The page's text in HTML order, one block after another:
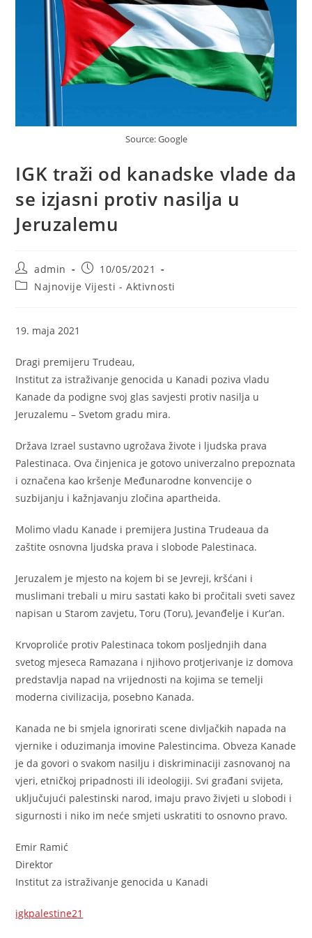
Source: Google
IGK traži od kanadske vlade da
se izjasni protiv nasilja u
Jeruzalemu
Post
author:
admin
Post
published:
10/05/2021
PostNajnovije Vijesti - Aktivnosti
19. maja 2021
Dragi premijeru Trudeau,
Institut za istraživanje genocida u Kanadi poziva vladu
Kanade da podigne svoj glas savjesti protiv nasilja u
Jeruzalemu – Svetom gradu mira.
Država Izrael sustavno ugrožava živote i ljudska prava
Palestinaca. Ova činjenica je gotovo univerzalno prepoznata
i označena kao kršenje Međunarodne konvencije o
suzbijanju i kažnjavanju zločina apartheida.
Molimo vladu Kanade i premijera Justina Trudeaua da
zaštite osnovna ljudska prava i slobode Palestinaca.
Jeruzalem je mjesto na kojem bi se Jevreji, kršćani i
muslimani trebali u miru sastati kako bi pročitali sveti savez
napisan u Starom zavjetu, Toru (Toru), Jevanđelje i Kur’an.
Krvoproliće protiv Palestinaca tokom posljednjih dana
svetog mjeseca Ramazana i njihovo protjerivanje iz domova
predstavlja napad na vrijednosti na kojima se temelji
moderna civilizacija, posebno Kanada.
Kanada ne bi smjela ignorirati scene divljačkih napada na
vjernike i oduzimanja imovine Palestincima. Obveza Kanade
je da govori o svakom nasilju i diskriminaciji zasnovanoj na
vjeri, etničkoj pripadnosti ili ideologiji. Svi građani svijeta,
uključujući palestinski narod, imaju pravo živjeti u slobodi i
sigurnosti i niko im neće smjeti uskratiti to osnovno pravo.
Emir Ramić
Direktor
Institut za istraživanje genocida u Kanadi
igkpalestine21